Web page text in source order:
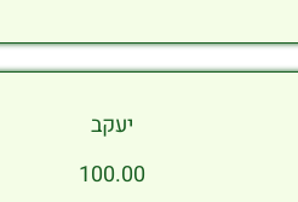
יעקב
100.00